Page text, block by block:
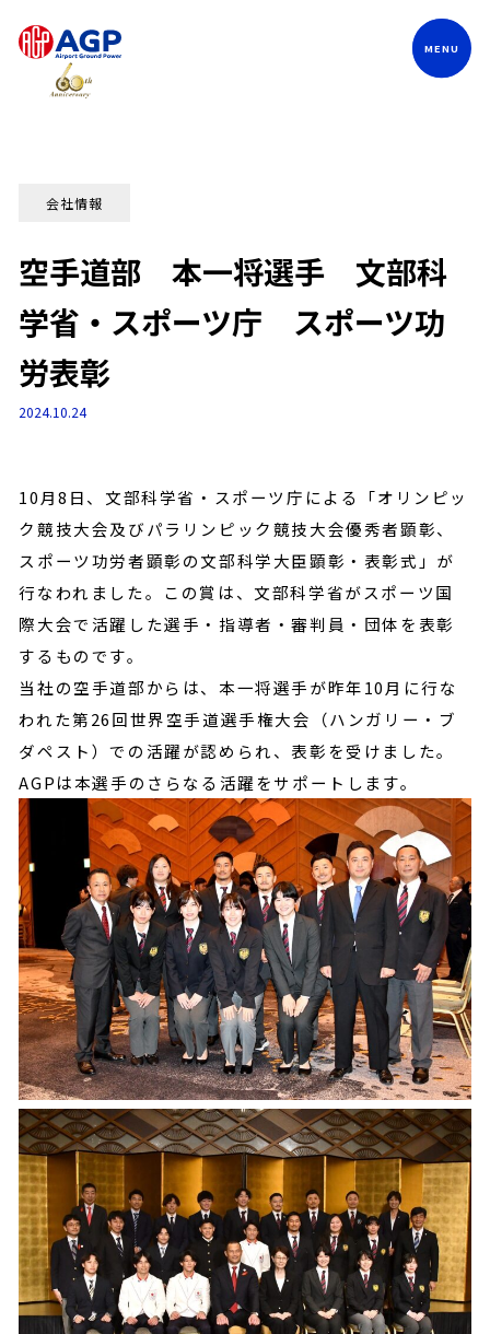
会社情報
空手道部 本一将選手 文部科
学省・スポーツ庁 スポーツ功
労表彰
2024.10.24
10月8日、文部科学省・スポーツ庁による「オリンピッ
ク競技大会及びパラリンピック競技大会優秀者顕彰、
スポーツ功労者顕彰の文部科学大臣顕彰・表彰式」が
行なわれました。この賞は、文部科学省がスポーツ国
際大会で活躍した選手・指導者・審判員・団体を表彰
するものです。
当社の空手道部からは、本一将選手が昨年10月に行な
われた第26回世界空手道選手権大会（ハンガリー・ブ
ダペスト）での活躍が認められ、表彰を受けました。
AGPは本選手のさらなる活躍をサポートします。